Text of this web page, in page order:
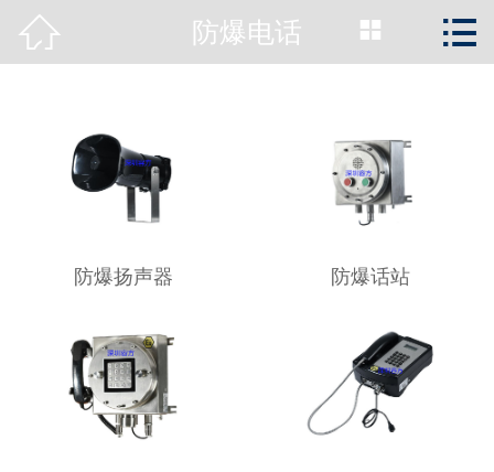
 首页
新闻动态
产品展示
服务支持
关于容方
 防爆电话  
防爆扬声器 防爆话站